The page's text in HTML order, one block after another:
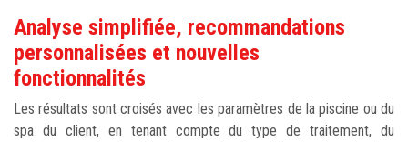
Analyse simplifiée, recommandations
personnalisées et nouvelles
fonctionnalités
Les résultats sont croisés avec les paramètres de la piscine ou du
spa du client, en tenant compte du type de traitement, du